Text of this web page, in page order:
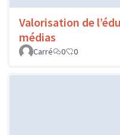
Valorisation de
médias
Carré
0 0